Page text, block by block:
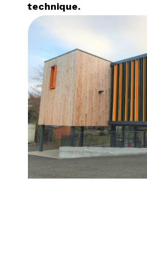
technique.